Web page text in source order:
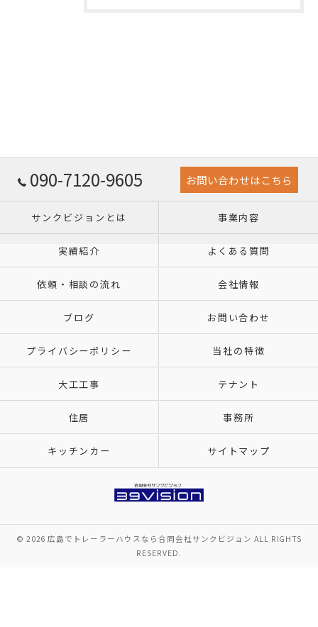
090-7120-9605 お問い合わせはこちら
サンクビジョンとは 事業内容
実績紹介 よくある質問
依頼・相談の流れ 会社情報
ブログ お問い合わせ
プライバシーポリシー 当社の特徴
大工工事 テナント
住居 事務所
キッチンカー サイトマップ
© 2026 広島でトレーラーハウスなら合同会社サンクビジョン ALL RIGHTS
RESERVED.